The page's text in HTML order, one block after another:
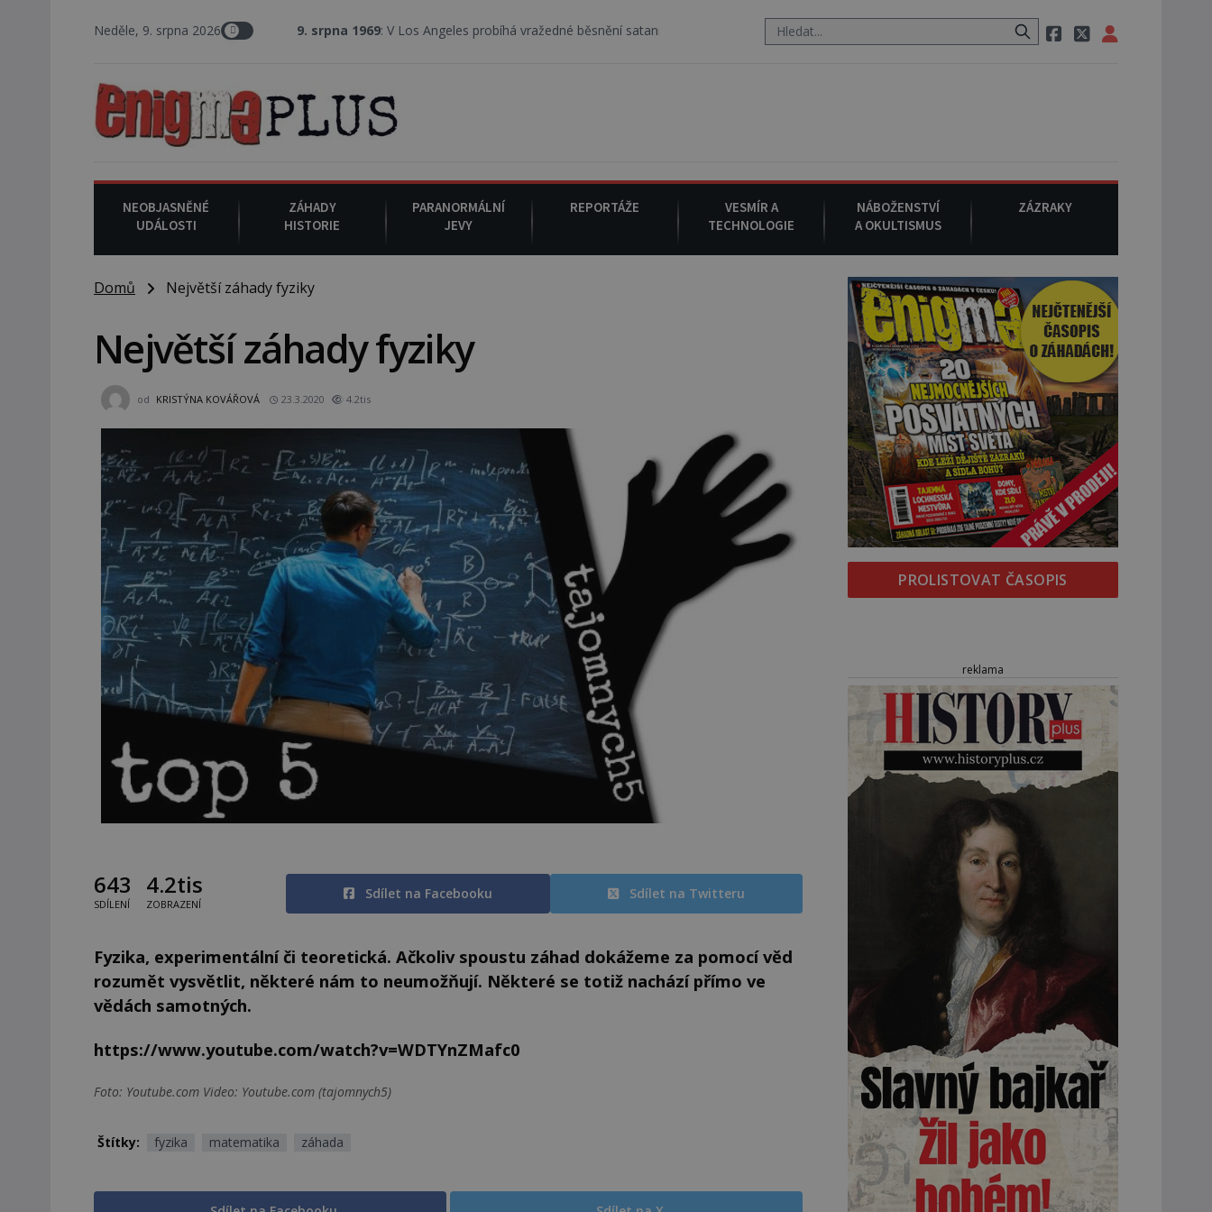
Neděle, 9. srpna 20269. srpna 1969: V Los Angeles probíhá vražedné běsnění satanistického gangu vedeného Charlesem Mansonem, při němž umírá i těhotná herečka Sharon Tate.
NEOBJASNĚNÉ
UDÁLOSTI
ZÁHADY
HISTORIE
PARANORMÁLNÍ
JEVY
REPORTÁŽE
VESMÍR A
TECHNOLOGIE
NÁBOŽENSTVÍ
A OKULTISMUS
ZÁZRAKY
Domů Největší záhady fyziky
Největší záhady fyziky
od KRISTÝNA KOVÁŘOVÁ 23.3.2020 4.2tis
643
SDÍLENÍ
4.2tis
ZOBRAZENÍ
Sdílet na Facebooku Sdílet na Twitteru
Fyzika, experimentální či teoretická. Ačkoliv spoustu záhad dokážeme za pomocí věd
rozumět vysvětlit, některé nám to neumožňují. Některé se totiž nachází přímo ve
vědách samotných.
https://www.youtube.com/watch?v=WDTYnZMafc0
Foto: Youtube.com Video: Youtube.com (tajomnych5)
Štítky: fyzika matematika záhada
PROLISTOVAT ČASOPIS
reklama